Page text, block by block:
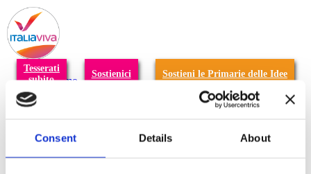
Consent Details About
Tesserati
subito
Sostienici Sostieni le Primarie delle Idee
Chi siamo
Congresso 2023
Partecipa